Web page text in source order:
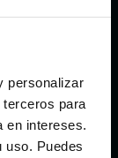
personalizar
para
intereses.
uso. Puedes